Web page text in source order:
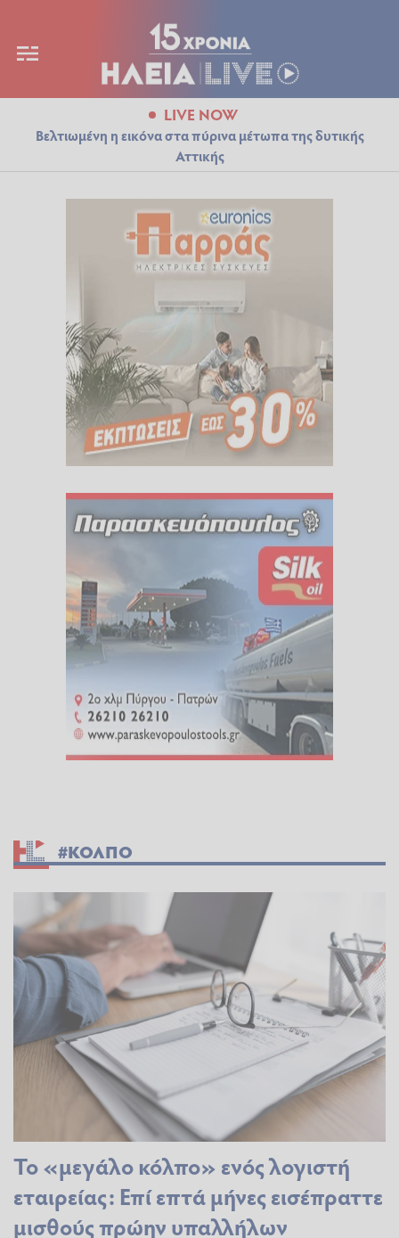
LIVE NOW
Βελτιωμένη η εικόνα στα πύρινα μέτωπα της δυτικής
Αττικής
#ΚΟΛΠΟ
Το «μεγάλο κόλπο» ενός λογιστή
εταιρείας: Επί επτά μήνες εισέπραττε
μισθούς πρώην υπαλλήλων